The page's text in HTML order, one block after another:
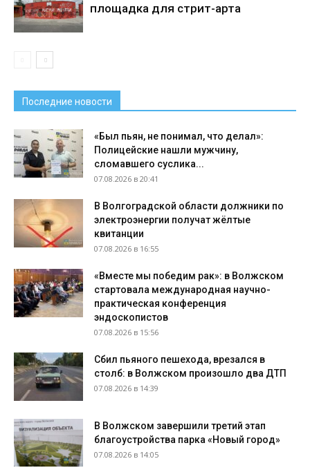
площадка для стрит-арта
Последние новости
«Был пьян, не понимал, что делал»:
Полицейские нашли мужчину,
сломавшего суслика...
07.08.2026 в 20:41
В Волгоградской области должники по
электроэнергии получат жёлтые
квитанции
07.08.2026 в 16:55
«Вместе мы победим рак»: в Волжском
стартовала международная научно-
практическая конференция
эндоскопистов
07.08.2026 в 15:56
Сбил пьяного пешехода, врезался в
столб: в Волжском произошло два ДТП
07.08.2026 в 14:39
В Волжском завершили третий этап
благоустройства парка «Новый город»
07.08.2026 в 14:05